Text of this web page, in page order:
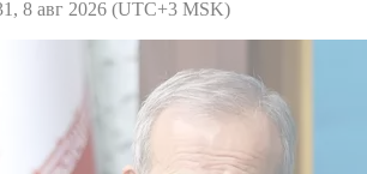
8 авг 2026 (UTC+3 MSK)